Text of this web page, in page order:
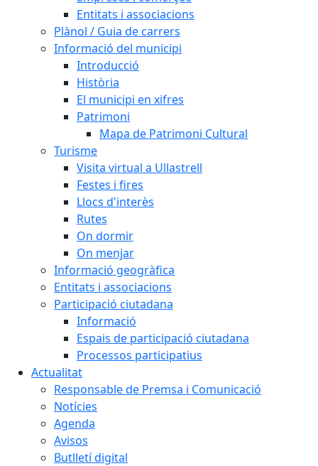
Entitats i associacions
Plànol / Guia de carrers
Informació del municipi
Introducció
Història
El municipi en xifres
Patrimoni
Mapa de Patrimoni Cultural
Turisme
Visita virtual a Ullastrell
Festes i fires
Llocs d'interès
Rutes
On dormir
On menjar
Informació geogràfica
Entitats i associacions
Participació ciutadana
Informació
Espais de participació ciutadana
Processos participatius
Actualitat
Responsable de Premsa i Comunicació
Notícies
Agenda
Avisos
Butlletí digital